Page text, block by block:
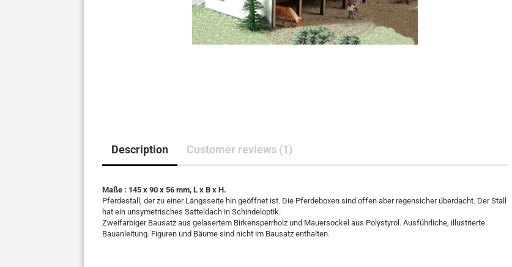
Description Customer reviews (1)
Maße : 145 x 90 x 56 mm, L x B x H.
Pferdestall, der zu einer Längsseite hin geöffnet ist. Die Pferdeboxen sind offen aber regensicher überdacht. Der Stall
hat ein unsymetrisches Satteldach in Schindeloptik.
Zweifarbiger Bausatz aus gelasertem Birkensperrholz und Mauersockel aus Polystyrol. Ausführliche, illustrierte
Bauanleitung. Figuren und Bäume sind nicht im Bausatz enthalten.